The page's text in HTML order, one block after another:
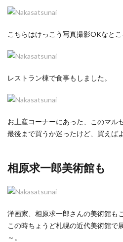
こちらはけっこう写真撮影OKなとこ
レストラン棟で食事もしました。
お土産コーナーにあった、このマル
最後まで買うか迷ったけど、買えば
相原求一郎美術館も
洋画家、相原求一郎さんの美術館も
この時ちょうど札幌の近代美術館で
～。